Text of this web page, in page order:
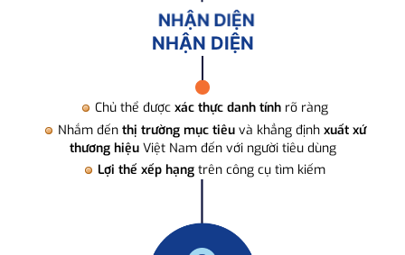
NHẬN DIỆN
Chủ thể được xác thực danh tính rõ ràng
Nhắm đến thị trường mục tiêuvà khẳng định xuất xứ
thương hiệuViệt Nam đến với người tiêu dùng
Lợi thế xếp hạng trên công cụ tìm kiếm